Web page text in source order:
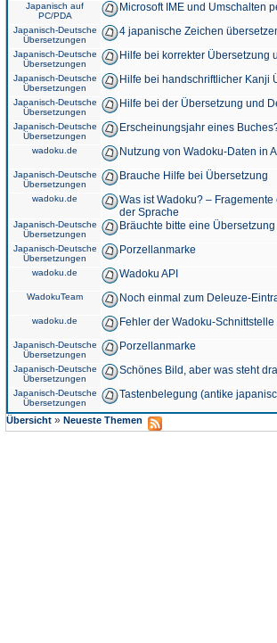
Japanisch auf
PC/PDA
Microsoft IME und Umschalten
Japanisch-Deutsche
Übersetzungen
4 japanische Zeichen
Japanisch-Deutsche
Übersetzungen
Hilfe bei korrekter Übersetzung
Japanisch-Deutsche
Übersetzungen
Hilfe bei handschriftlicher Kanji
Japanisch-Deutsche
Übersetzungen
Hilfe bei der Übersetzung und
Japanisch-Deutsche
Übersetzungen
Erscheinungsjahr eines
wadoku.de Nutzung von Wadoku-Daten in
Japanisch-Deutsche
Übersetzungen
Brauche Hilfe bei Übersetzung
wadoku.de
Was ist Wadoku? –
der Sprache
Japanisch-Deutsche
Übersetzungen
Bräuchte bitte eine
Japanisch-Deutsche
Übersetzungen
Porzellanmarke
wadoku.de Wadoku API
WadokuTeam Noch einmal zum Deleuze-
wadoku.de Fehler der Wadoku-
Japanisch-Deutsche
Übersetzungen
Porzellanmarke
Japanisch-Deutsche
Übersetzungen
Schönes Bild, aber was steht
Japanisch-Deutsche
Übersetzungen
Tastenbelegung (antike
Übersicht » Neueste Themen